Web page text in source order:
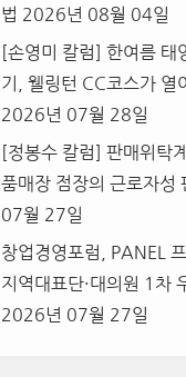
법 2026년 08월 04일
[손영미 칼럼] 한여름 태
기, 웰링턴 CC코스가 열
2026년 07월 28일
[정봉수 칼럼] 판매위탁
품매장 점장의 근로자성
07월 27일
창업경영포럼, PANEL
지역대표단·대의원 1차
2026년 07월 27일